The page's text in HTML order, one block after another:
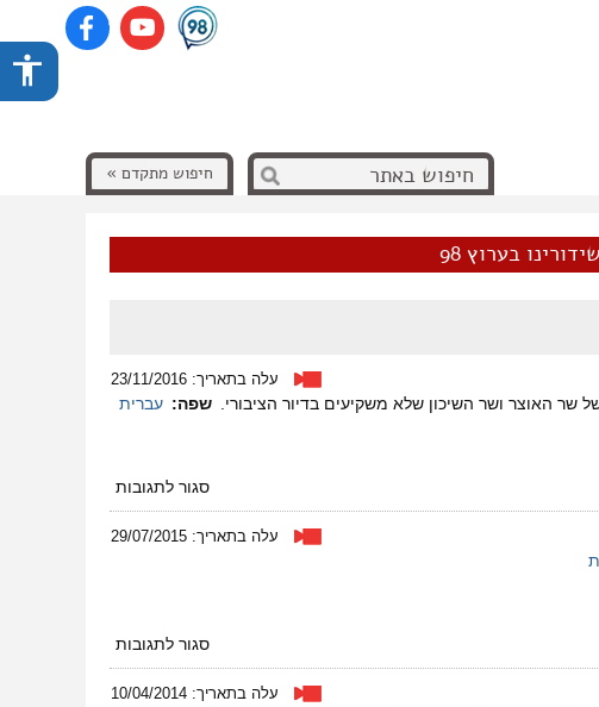
חיפוש מתקדם »
שידורינו בערוץ 98
עלה בתאריך: 23/11/2016
שר האוצר ושר השיכון שלא משקיעים בדיור הציבורי. שפה: עברית
סגור לתגובותעל
גלנט
בטירה
עלה בתאריך: 29/07/2015
סגור לתגובותעל
אומרים
לא
עלה בתאריך: 10/04/2014